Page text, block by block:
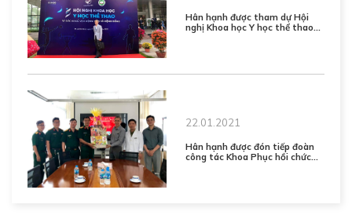
Hân hạnh được tham dự Hội
nghị Khoa học Y học thể thao
22.01.2021
Hân hạnh được đón tiếp đoàn
công tác Khoa Phục hồi chức